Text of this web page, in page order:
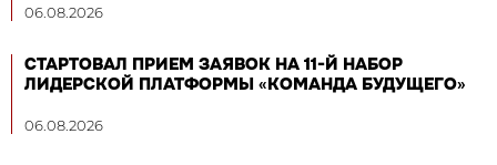
06.08.2026
СТАРТОВАЛ ПРИЕМ ЗАЯВОК НА 11-Й НАБОР
ЛИДЕРСКОЙ ПЛАТФОРМЫ «КОМАНДА БУДУЩЕГО»
06.08.2026